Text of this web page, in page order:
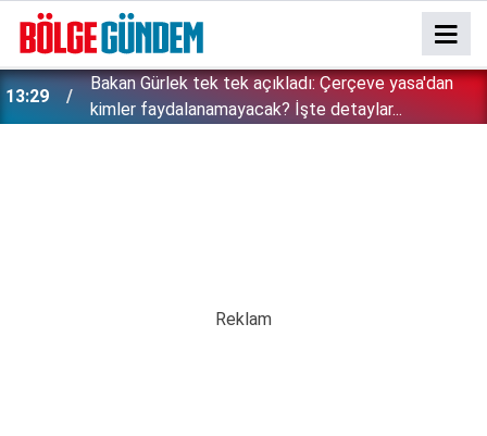
13:29
Bakan Gürlek tek tek açıkladı: Çerçeve yasa'dan
kimler faydalanamayacak? İşte detaylar...